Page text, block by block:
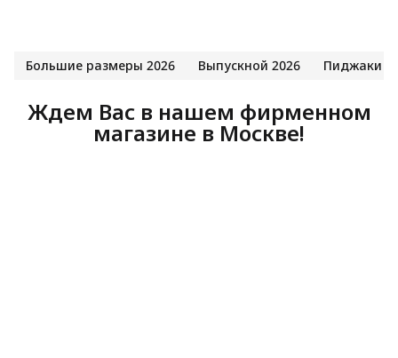
Большие размеры 2026 Выпускной 2026 Пиджаки
Ждем Вас в нашем фирменном
магазине в Москве!